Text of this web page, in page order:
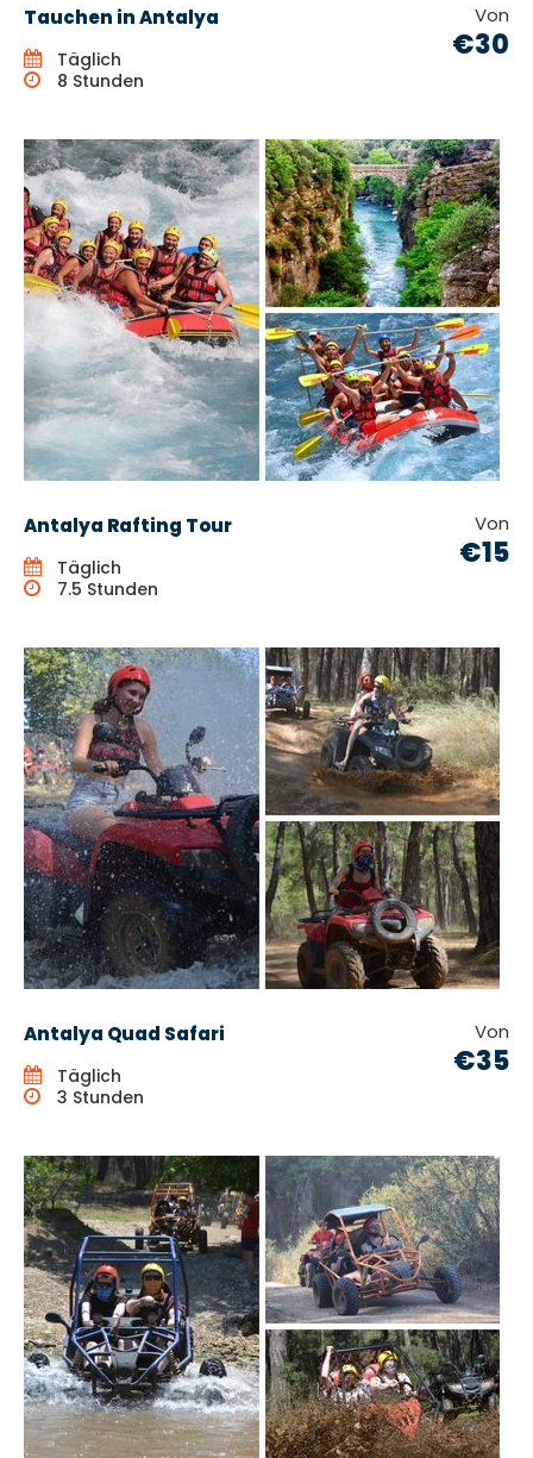
Tauchen in Antalya Von
€30
Täglich
8 Stunden
Antalya Rafting Tour Von
€15
Täglich
7.5 Stunden
Antalya Quad Safari Von
€35
Täglich
3 Stunden